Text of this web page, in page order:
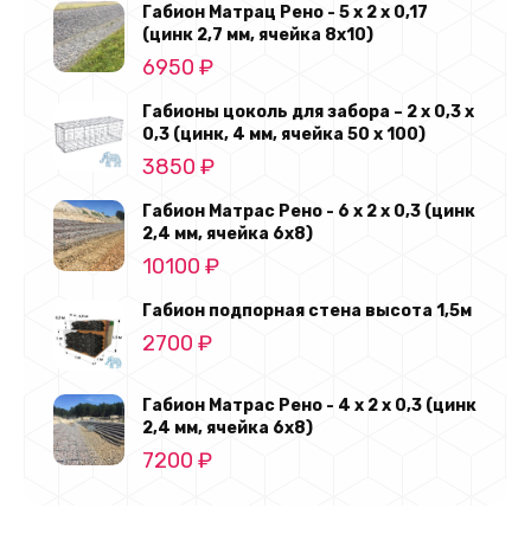
Габион Матрац Рено - 5 х 2 х 0,17
(цинк 2,7 мм, ячейка 8х10)
6950 ₽
Габионы цоколь для забора – 2 х 0,3 х
0,3 (цинк, 4 мм, ячейка 50 х 100)
3850 ₽
Габион Матрас Рено - 6 х 2 х 0,3 (цинк
2,4 мм, ячейка 6х8)
10100 ₽
Габион подпорная стена высота 1,5м
2700 ₽
Габион Матрас Рено - 4 х 2 х 0,3 (цинк
2,4 мм, ячейка 6х8)
7200 ₽